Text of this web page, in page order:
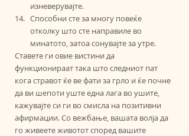
изневерувајте.
Способни сте за многу повеќе
отколку што сте направиле во
минатото, затоа сонувајте за утре.
Ставете ги овие вистини да
функционираат така што следниот пат
кога стравот ќе ве фати за грло и ќе почне
да ви шепоти уште една лага во ушите,
кажувајте си ги во смисла на позитивни
афирмации. Со вежбање, вашата волја да
го живеете животот според вашите